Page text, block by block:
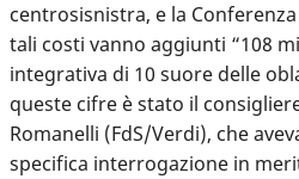
centrosisnistra, e la
tali costi vanno aggiunti “108
integrativa di 10 suore delle
queste cifre è stato il
Romanelli (FdS/Verdi), che
specifica interrogazione in